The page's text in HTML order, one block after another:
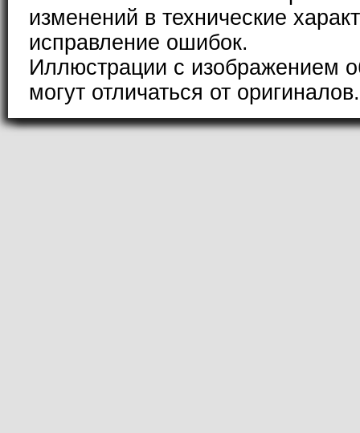
изменений в технические
исправление ошибок.
Иллюстрации с изображением
могут отличаться от оригиналов.